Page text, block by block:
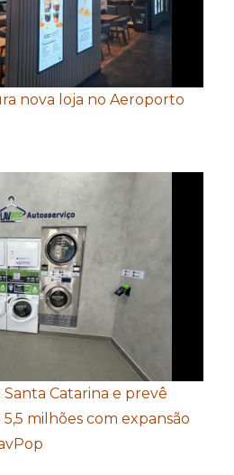
nova loja no Aeroporto
Catarina e prevê
milhões com expansão